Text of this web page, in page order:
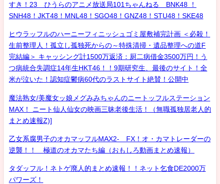
すき！23 ひうらのアニメ放送局101ちゃんねる BNK48 ！
SNH48！JKT48！MNL48！SGO48！GNZ48！STU48！SKE48
ヒウラッフルのハーニーフィニッシュゴミ屋敷補完計画 ＜必殺！
生前整理人！孤立し孤独死からの～特殊清掃・遺品整理への道F
完結編＞ キャッシング計1500万返済：厨二病借金3500万円！う
つ病統合失調症14年生HKT46！！9期研究生、最後のサイト！全
米が泣いた！認知症鬱病60代のラストサイト絶賛！公開中
魔法熟女/美魔女ッ娘メグみみちゃんのニートッフルステーション
MAX！ ニート仙人仙女の映画三昧老後生活！（無職孤独居老人的
まとめ速報Z)]
乙女系腐男子のオカマッフルMAX2- FX！オ・カマトレーダーの
逆襲！！ 極道のオカマたち編（おもしろ動画まとめ速報）
タダッフル！ネトゲ廃人的まとめ速報！！ネット乞食DE2000万
パワーズ！